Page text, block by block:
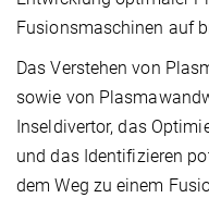
Fusionsmaschinen auf
Das Verstehen von
sowie von
Inseldivertor, das
und das Identifizieren
dem Weg zu einem